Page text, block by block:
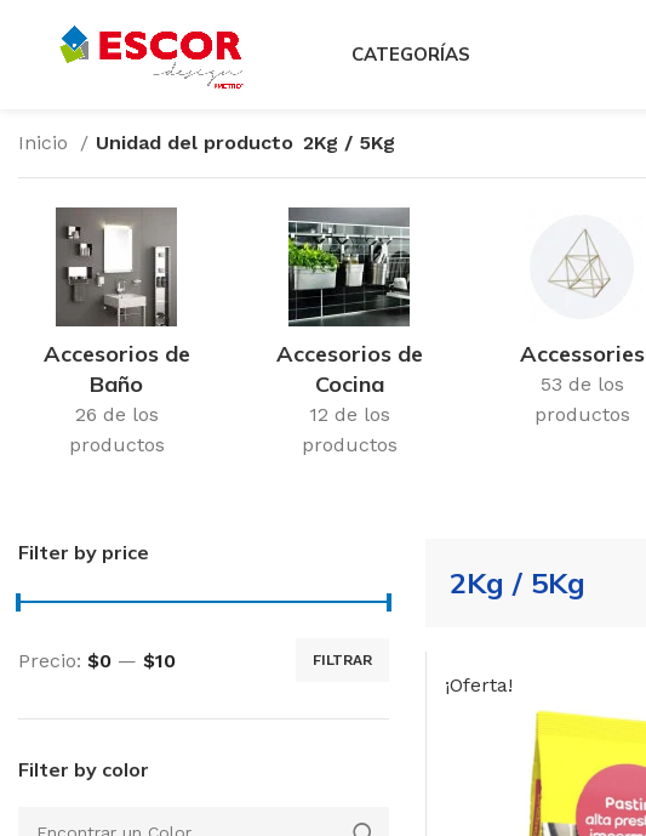
CATEGORÍAS
Inicio Unidad del producto 2Kg / 5Kg
Accesorios de
Baño
26 de los
productos
Accesorios de
Cocina
12 de los
productos
Accessories
53 de los
productos
Filter by price
FILTRAR
Precio: $0 — $10
Filter by color
2Kg / 5Kg
¡Oferta!